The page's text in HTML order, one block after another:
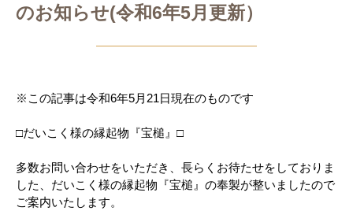
のお知らせ(令和6年5月更新）
※この記事は令和6年5月21日現在のものです
□だいこく様の縁起物『宝槌』□
多数お問い合わせをいただき、長らくお待たせをしておりま
した、だいこく様の縁起物『宝槌』の奉製が整いましたので
ご案内いたします。